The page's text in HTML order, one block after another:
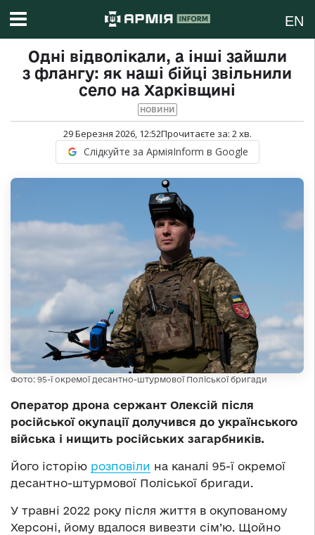
EN
Одні відволікали, а інші зайшли
з флангу: як наші бійці звільнили
село на Харківщині
НОВИНИ
29 Березня 2026, 12:52Прочитаєте за: 2хв.
Слідкуйте за АрміяInform в Google
Фото: 95-ї окремої десантно-штурмової Поліської бригади
Оператор дрона сержант Олексій після
російської окупації долучився до українського
війська і нищить російських загарбників.
Його історію розповіли на каналі 95-ї окремої
десантно-штурмової Поліської бригади.
У травні 2022 року після життя в окупованому
Херсоні, йому вдалося вивезти сім’ю. Щойно